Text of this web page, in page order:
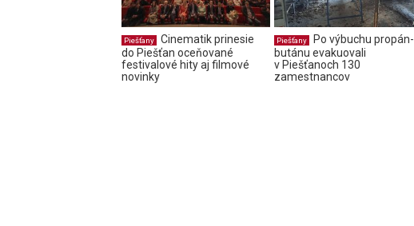
Piešťany
Cinematik prinesie
do Piešťan oceňované
festivalové hity aj filmové
novinky
Piešťany
Po výbuchu propán-
butánu evakuovali
v Piešťanoch 130
zamestnancov